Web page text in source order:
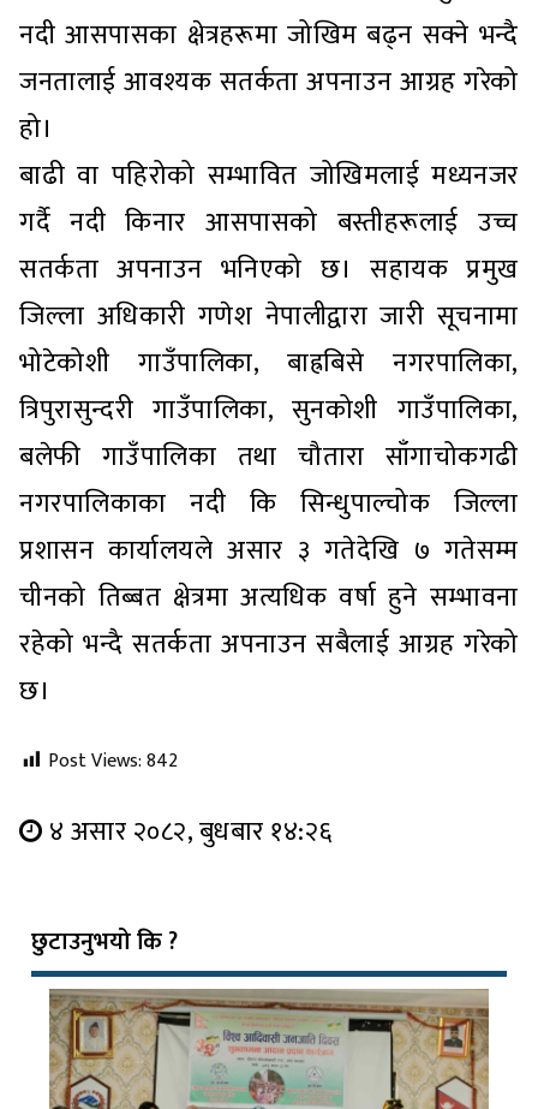
नदी आसपासका क्षेत्रहरूमा जोखिम बढ्न सक्ने भन्दै
जनतालाई आवश्यक सतर्कता अपनाउन आग्रह गरेको
हो।
बाढी वा पहिरोको सम्भावित जोखिमलाई मध्यनजर
गर्दै नदी किनार आसपासको बस्तीहरूलाई उच्च
सतर्कता अपनाउन भनिएको छ। सहायक प्रमुख
जिल्ला अधिकारी गणेश नेपालीद्वारा जारी सूचनामा
भोटेकोशी गाउँपालिका, बाह्रबिसे नगरपालिका,
त्रिपुरासुन्दरी गाउँपालिका, सुनकोशी गाउँपालिका,
बलेफी गाउँपालिका तथा चौतारा साँगाचोकगढी
नगरपालिकाका नदी कि सिन्धुपाल्चोक जिल्ला
प्रशासन कार्यालयले असार ३ गतेदेखि ७ गतेसम्म
चीनको तिब्बत क्षेत्रमा अत्यधिक वर्षा हुने सम्भावना
रहेको भन्दै सतर्कता अपनाउन सबैलाई आग्रह गरेको
छ।
Post Views:842
४ असार २०८२, बुधबार १४:२६
छुटाउनुभयो कि ?